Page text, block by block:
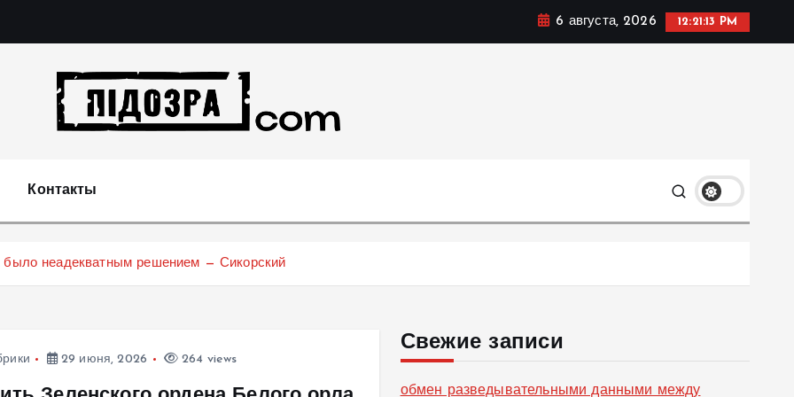
6 августа, 2026 12:21:14 PM
Контакты
было неадекватным решением — Сикорский
29 июня, 2026 264 views
Свежие записи
обмен разведывательными данными между